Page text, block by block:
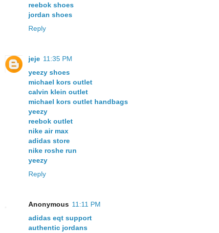
reebok shoes
jordan shoes
Reply
jeje 11:35 PM
yeezy shoes
michael kors outlet
calvin klein outlet
michael kors outlet handbags
yeezy
reebok outlet
nike air max
adidas store
nike roshe run
yeezy
Reply
Anonymous 11:11 PM
adidas eqt support
authentic jordans